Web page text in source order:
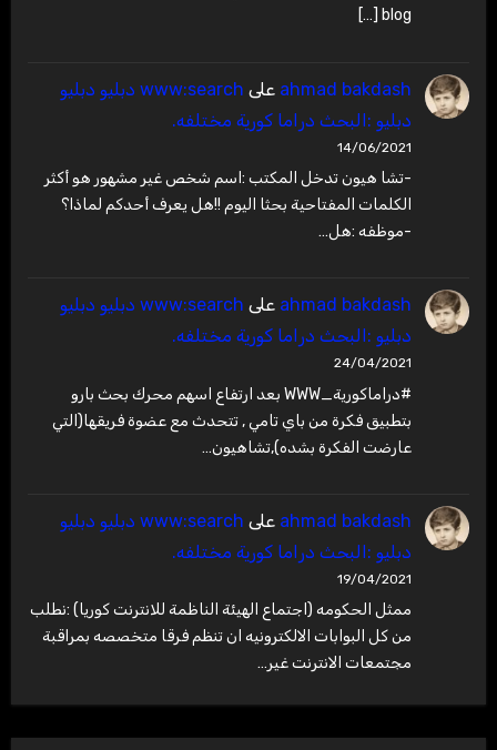
blog […]
ahmad bakdash على
www:search دبليو دبليو
دبليو :البحث دراما كورية مختلفه.
14/06/2021
-تشا هيون تدخل المكتب :اسم شخص غير مشهور هو أكثر
الكلمات المفتاحية بحثا اليوم !!هل يعرف أحدكم لماذا؟
-موظفه :هل…
ahmad bakdash على
www:search دبليو دبليو
دبليو :البحث دراما كورية مختلفه.
24/04/2021
#دراماكورية_WWW بعد ارتفاع اسهم محرك بحث بارو
بتطبيق فكرة من باي تامي , تتحدث مع عضوة فريقها(التي
عارضت الفكرة بشده),تشاهيون…
ahmad bakdash على
www:search دبليو دبليو
دبليو :البحث دراما كورية مختلفه.
19/04/2021
ممثل الحكومه (اجتماع الهيئة الناظمة للانترنت كوريا) :نطلب
من كل البوابات الالكترونيه ان تنظم فرقا متخصصه بمراقبة
مجتمعات الانترنت غير…